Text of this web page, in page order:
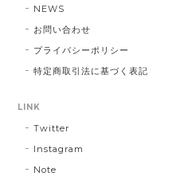
NEWS
お問い合わせ
プライバシーポリシー
特定商取引法に基づく表記
LINK
Twitter
Instagram
Note